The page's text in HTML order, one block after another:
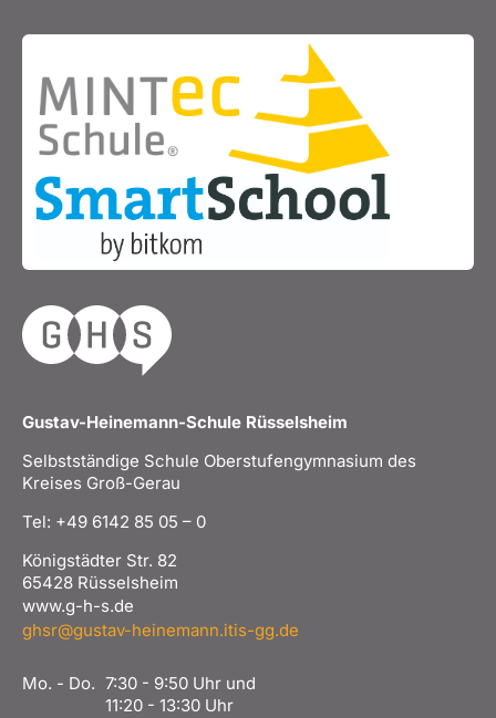
Gustav-Heinemann-Schule Rüsselsheim
Selbstständige Schule Oberstufengymnasium des
Kreises Groß-Gerau
Tel: +49 6142 85 05 – 0
Königstädter Str. 82
65428 Rüsselsheim
www.g-h-s.de
ghsr@gustav-heinemann.itis-gg.de
Mo. - Do. 7:30 - 9:50 Uhr und
11:20 - 13:30 Uhr